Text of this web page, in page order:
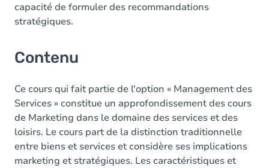
capacité de formuler des recommandations
stratégiques.
Contenu
Ce cours qui fait partie de l'option « Management des
Services » constitue un approfondissement des cours
de Marketing dans le domaine des services et des
loisirs. Le cours part de la distinction traditionnelle
entre biens et services et considère ses implications
marketing et stratégiques. Les caractéristiques et